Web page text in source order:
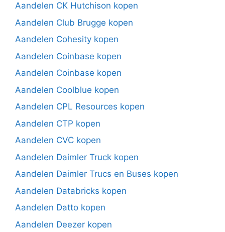
Aandelen CK Hutchison kopen
Aandelen Club Brugge kopen
Aandelen Cohesity kopen
Aandelen Coinbase kopen
Aandelen Coinbase kopen
Aandelen Coolblue kopen
Aandelen CPL Resources kopen
Aandelen CTP kopen
Aandelen CVC kopen
Aandelen Daimler Truck kopen
Aandelen Daimler Trucs en Buses kopen
Aandelen Databricks kopen
Aandelen Datto kopen
Aandelen Deezer kopen